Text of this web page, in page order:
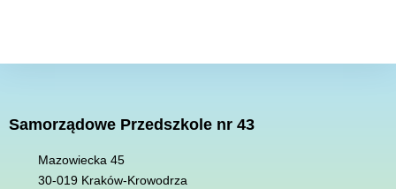
Samorządowe Przedszkole nr 43
Mazowiecka 45
30-019 Kraków-Krowodrza